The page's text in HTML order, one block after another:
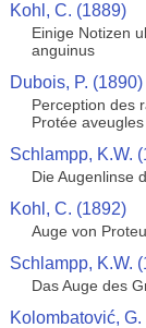
Kohl, C. (1889)
Einige Notizen
anguinus
Dubois, P. (1890)
Perception des
Protée
Schlampp, K.W.
Die Augenlinse
Kohl, C. (1892)
Auge von
Schlampp, K.W.
Das Auge des
Kolombatović, G.